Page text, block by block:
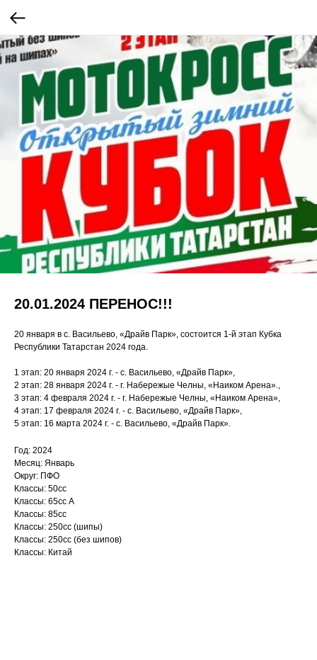
20.01.2024 ПЕРЕНОС!!!
20 января в с. Васильево, «Драйв Парк», состоится 1-й этап Кубка
Республики Татарстан 2024 года.
1 этап: 20 января 2024 г. - с. Васильево, «Драйв Парк»,
2 этап: 28 января 2024 г. - г. Набережые Челны, «Наиком Арена».,
3 этап: 4 февраля 2024 г. - г. Набережые Челны, «Наиком Арена»,
4 этап: 17 февраля 2024 г. - с. Васильево, «Драйв Парк»,
5 этап: 16 марта 2024 г. - с. Васильево, «Драйв Парк».
Год: 2024
Месяц: Январь
Округ: ПФО
Классы: 50сс
Классы: 65сс A
Классы: 85сс
Классы: 250сс (шипы)
Классы: 250сс (без шипов)
Классы: Китай